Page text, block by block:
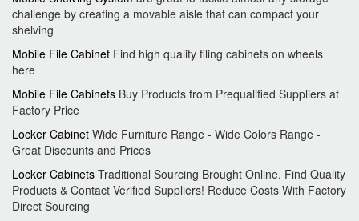
challenge by creating a movable aisle that can compact your
shelving
Mobile File Cabinet Find high quality filing cabinets on wheels
here
Mobile File Cabinets Buy Products from Prequalified Suppliers at
Factory Price
Locker Cabinet Wide Furniture Range - Wide Colors Range -
Great Discounts and Prices
Locker Cabinets Traditional Sourcing Brought Online. Find Quality
Products & Contact Verified Suppliers! Reduce Costs With Factory
Direct Sourcing